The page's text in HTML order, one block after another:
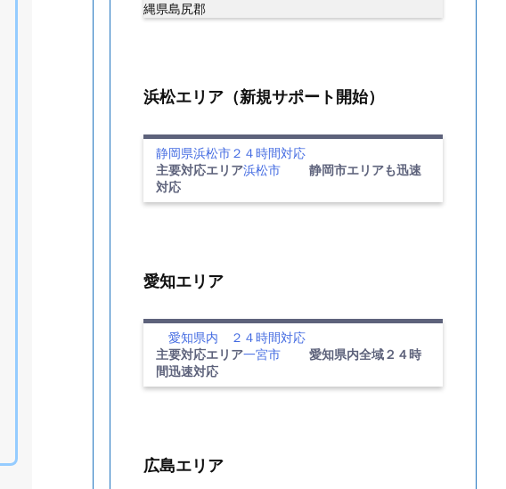
縄県島尻郡
浜松エリア（新規サポート開始）
静岡県浜松市２４時間対応
主要対応エリア浜松市
静岡市エリアも迅速
対応
愛知エリア
愛知県内 ２４時間対応
主要対応エリア一宮市
愛知県内全域２４時
間迅速対応
広島エリア